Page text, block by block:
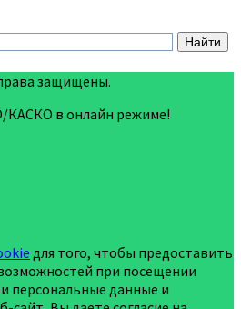
защищены.
КАСКО в онлайн режиме!
для того, чтобы предоставить
при посещении
персональные данные и